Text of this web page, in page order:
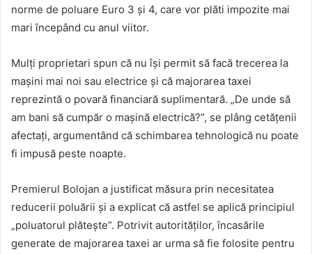
norme de poluare Euro 3 și 4, care vor plăti impozite mai
mari începând cu anul viitor.
Mulți proprietari spun că nu își permit să facă trecerea la
mașini mai noi sau electrice și că majorarea taxei
reprezintă o povară financiară suplimentară. „De unde să
am bani să cumpăr o mașină electrică?”, se plâng cetățenii
afectați, argumentând că schimbarea tehnologică nu poate
fi impusă peste noapte.
Premierul Bolojan a justificat măsura prin necesitatea
reducerii poluării și a explicat că astfel se aplică principiul
„poluatorul plătește”. Potrivit autorităților, încasările
generate de majorarea taxei ar urma să fie folosite pentru